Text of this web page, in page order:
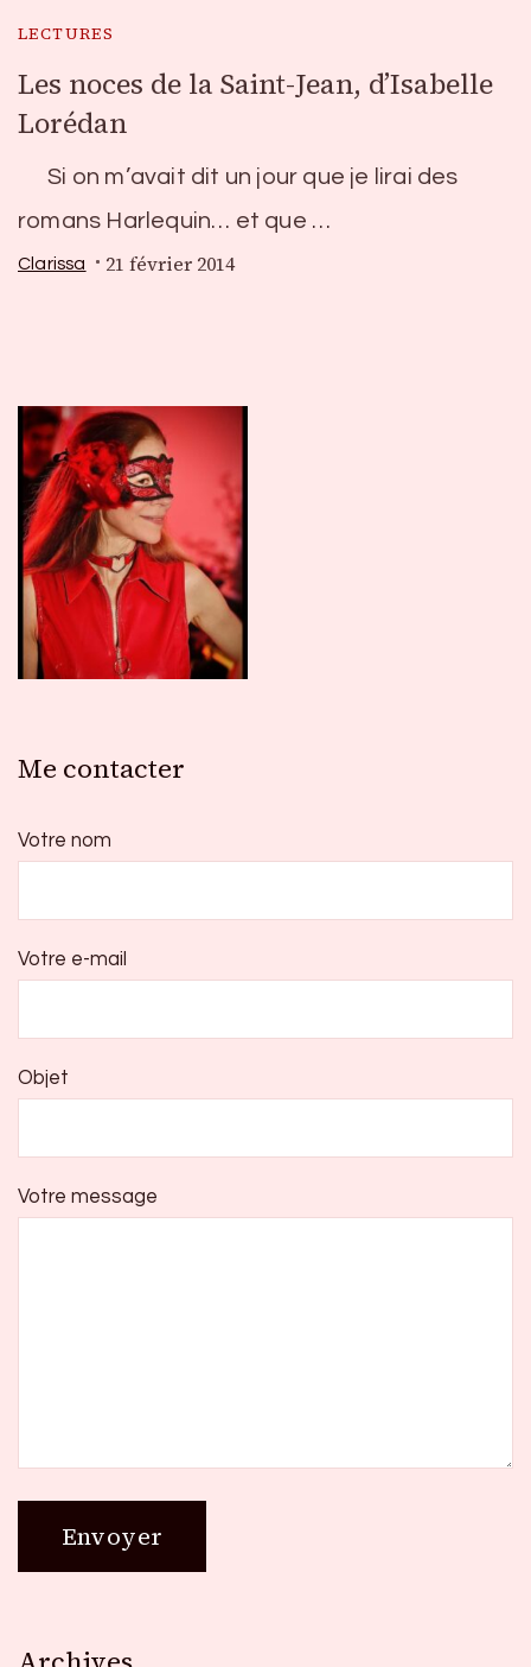
LECTURES
Les noces de la Saint-Jean, d’Isabelle
Lorédan
Si on m’avait dit un jour que je lirai des
romans Harlequin… et que …
Clarissa 21 février 2014
Me contacter
Votre nom
Votre e-mail
Objet
Votre message